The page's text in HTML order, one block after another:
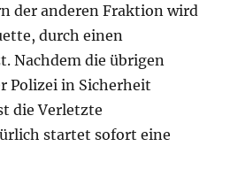
der anderen Fraktion wird
durch einen
Nachdem die übrigen
Polizei in Sicherheit
die Verletzte
startet sofort eine